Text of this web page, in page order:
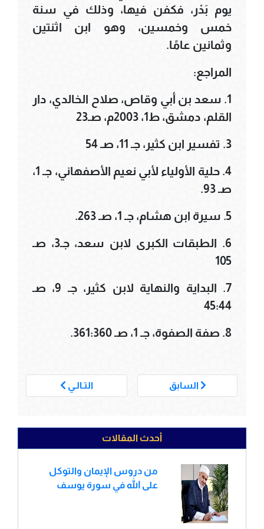
يوم بَدْر، فكفن فيها، وذلك في سنة
خمس وخمسين، وهو ابن اثنتين
وثمانين عامًا.
المراجع:
1. سعد بن أبي وقاص، صلاح الخالدي، دار
القلم، دمشق، ط1، 2003م، صـ23
3. تفسير ابن كثير، جـ 11، صـ 54
4. حلية الأولياء لأبي نعيم الأصفهاني، جـ 1،
صـ 93.
5. سيرة ابن هشام، جـ 1، صـ 263.
6. الطبقات الكبرى لابن سعد، جـ3، صـ
105
7. البداية والنهاية لابن كثير، جـ 9، صـ
45:44
8. صفة الصفوة، جـ 1، صـ 361:360.
السابق التـالـي
أحدث المقالات
من دروس الإيمان والتوكل
على الله في سورة يوسف